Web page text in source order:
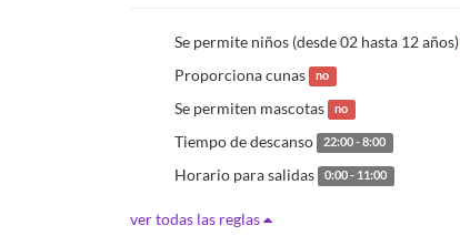
Se permite niños (desde 02 hasta 12 años)
Proporciona cunas no
Se permiten mascotas no
Tiempo de descanso 22:00 - 8:00
Horario para salidas 0:00 - 11:00
ver todas las reglas